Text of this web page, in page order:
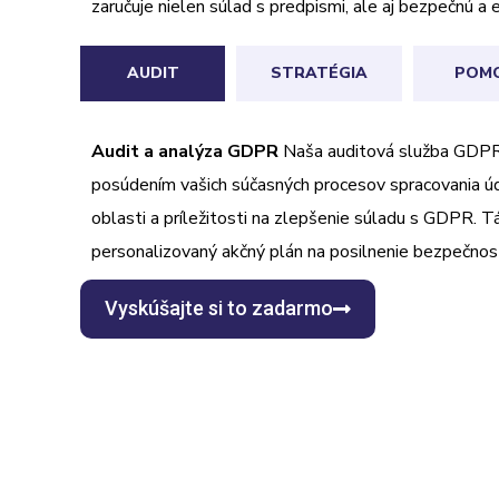
zaručuje nielen súlad s predpismi, ale aj bezpečnú a
AUDIT STRATÉGIA
Audit a analýza GDPR Naša auditová služba
posúdením vašich súčasných procesov spracovania
oblasti a príležitosti na zlepšenie súladu s GDPR.
personalizovaný akčný plán na posilnenie
Vyskúšajte si to zadarmo